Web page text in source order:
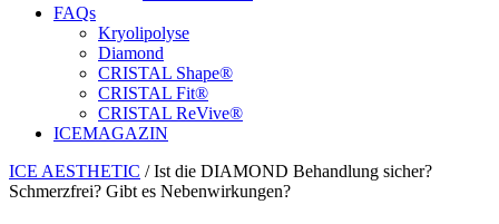
FAQs
Kryolipolyse
Diamond
CRISTAL Shape®
CRISTAL Fit®
CRISTAL ReVive®
ICEMAGAZIN
ICE AESTHETIC /Ist die DIAMOND Behandlung sicher?
Schmerzfrei? Gibt es Nebenwirkungen?